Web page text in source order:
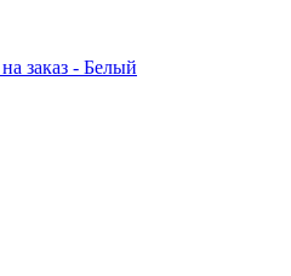
заказ - Белый